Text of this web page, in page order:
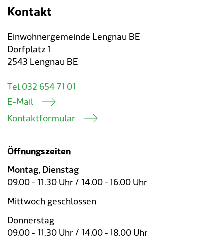
Kontakt
Einwohnergemeinde Lengnau BE
Dorfplatz 1
2543 Lengnau BE
Tel 032 654 71 01
E-Mail
Kontaktformular
Öffnungszeiten
Montag, Dienstag
09.00 - 11.30 Uhr / 14.00 - 16.00 Uhr
Mittwoch geschlossen
Donnerstag
09.00 - 11.30 Uhr / 14.00 - 18.00 Uhr